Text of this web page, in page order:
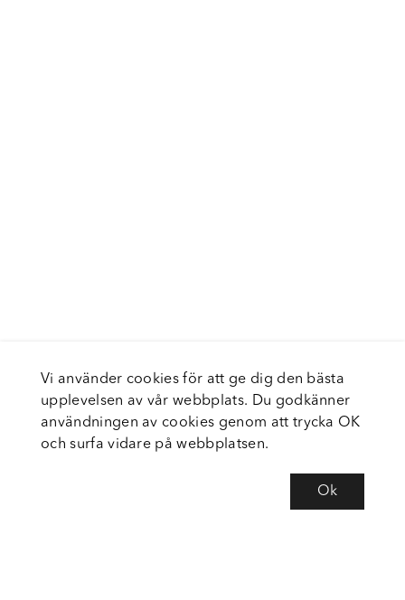
Vi använder cookies för att ge dig den bästa
upplevelsen av vår webbplats. Du godkänner
användningen av cookies genom att trycka OK
och surfa vidare på webbplatsen.
Ok